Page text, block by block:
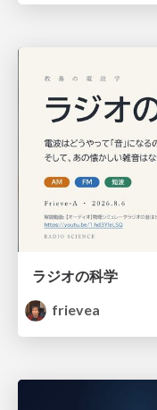
ラジオの科学
frievea